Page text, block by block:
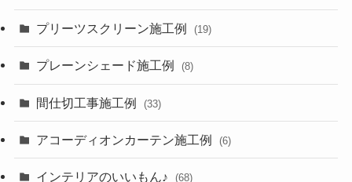
プリーツスクリーン施工例 (19)
プレーンシェード施工例 (8)
間仕切工事施工例 (33)
アコーディオンカーテン施工例 (6)
インテリアのいいもん♪ (68)